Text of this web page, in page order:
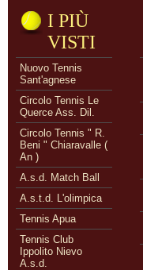
I PIÙ
VISTI
Nuovo Tennis
Sant'agnese
Circolo Tennis Le
Querce Ass. Dil.
Circolo Tennis " R.
Beni " Chiaravalle (
An )
A.s.d. Match Ball
A.s.t.d. L'olimpica
Tennis Apua
Tennis Club
Ippolito Nievo
A.s.d.